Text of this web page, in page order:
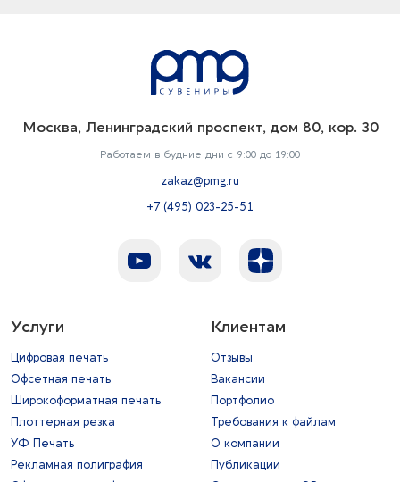
Москва, Ленинградский проспект, дом 80, кор. 30
Работаем в будние дни с 9:00 до 19:00
zakaz@pmg.ru
+7 (495) 023-25-51
Услуги
Цифровая печать
Офсетная печать
Широкоформатная печать
Плоттерная резка
УФ Печать
Рекламная полиграфия
Клиентам
Отзывы
Вакансии
Портфолио
Требования к файлам
О компании
Публикации